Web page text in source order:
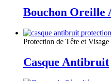
Bouchon
Protection de Tête et Visage
Casque Antibruit